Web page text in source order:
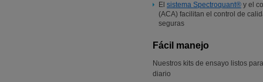
El sistema Spectroquant® y el
(ACA) facilitan el control de
seguras
Fácil manejo
Nuestros kits de ensayo listos
diario